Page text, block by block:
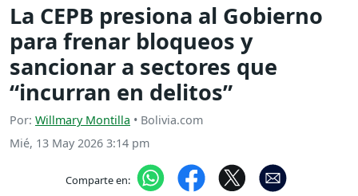
La CEPB presiona al Gobierno
para frenar bloqueos y
sancionar a sectores que
“incurran en delitos”
Por: Willmary Montilla • Bolivia.com
Mié, 13 May 2026 3:14 pm
Comparte en: